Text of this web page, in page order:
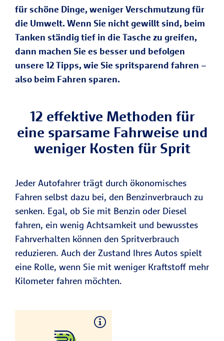
für schöne Dinge, weniger Verschmutzung für
die Umwelt. Wenn Sie nicht gewillt sind, beim
Tanken ständig tief in die Tasche zu greifen,
dann machen Sie es besser und befolgen
unsere 12 Tipps, wie Sie spritsparend fahren –
also beim Fahren sparen.
12 effektive Methoden für
eine sparsame Fahrweise und
weniger Kosten für Sprit
Jeder Autofahrer trägt durch ökonomisches
Fahren selbst dazu bei, den Benzinverbrauch zu
senken. Egal, ob Sie mit Benzin oder Diesel
fahren, ein wenig Achtsamkeit und bewusstes
Fahrverhalten können den Spritverbrauch
reduzieren. Auch der Zustand Ihres Autos spielt
eine Rolle, wenn Sie mit weniger Kraftstoff mehr
Kilometer fahren möchten.